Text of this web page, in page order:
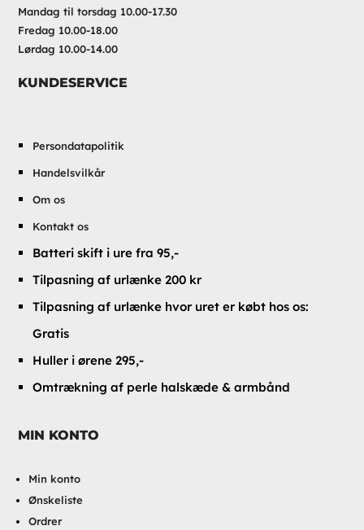
Mandag til torsdag 10.00-17.30
Fredag 10.00-18.00
Lørdag 10.00-14.00
KUNDESERVICE
Persondatapolitik
Handelsvilkår
Om os
Kontakt os
Batteri skift i ure fra 95,-
Tilpasning af urlænke 200 kr
Tilpasning af urlænke hvor uret er købt hos os:
Gratis
Huller i ørene 295,-
Omtrækning af perle halskæde & armbånd
MIN KONTO
Min konto
Ønskeliste
Ordrer